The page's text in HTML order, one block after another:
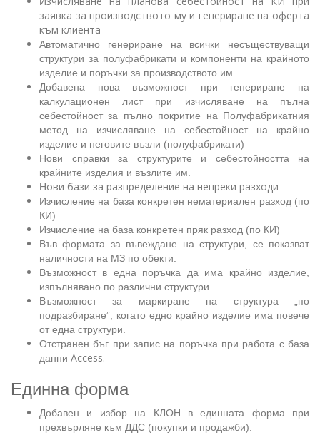
заявка за производството му и генериране на оферта
към клиента
Автоматично генериране на всички несъществуващи
структури за полуфабрикати и компоненти на крайното
изделие и поръчки за производството им.
Добавена нова възможност при генериране на
калкулационен лист при изчисляване на пълна
себестойност за пълно покритие на Полуфабрикатния
метод на изчисляване на себестойност на крайно
изделие и неговите възли (полуфабрикати)
Нови справки за структурите и себестойността на
крайните изделия и възлите им.
Нови бази за разпределение на непреки разходи
Изчисление на база конкретен нематериален разход (по
КИ)
Изчисление на база конкретен пряк разход (по КИ)
Във формата за въвеждане на структури, се показват
наличности на МЗ по обекти.
Възможност в една поръчка да има крайно изделие,
изпълнявано по различни структури.
Възможност за маркиране на структура „по
подразбиране”, когато едно крайно изделие има повече
от една структури.
Отстранен бъг при запис на поръчка при работа с база
данни Access.
Единна форма
Добавен и избор на КЛОН в единната форма при
прехвърляне към ДДС (покупки и продажби).